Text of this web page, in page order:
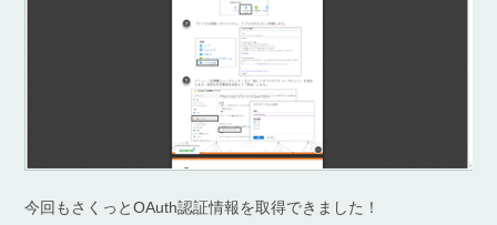
今回もさくっとOAuth認証情報を取得できました！